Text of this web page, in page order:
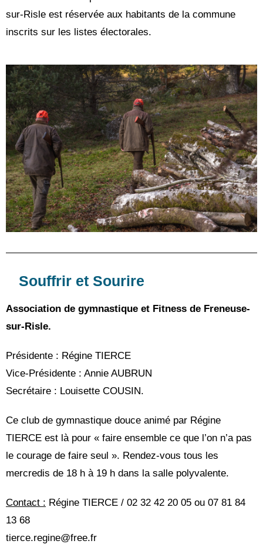
sur-Risle est réservée aux habitants de la commune
inscrits sur les listes électorales.
Souffrir et Sourire
Association de gymnastique et Fitness de Freneuse-
sur-Risle.
Présidente : Régine TIERCE
Vice-Présidente : Annie AUBRUN
Secrétaire : Louisette COUSIN.
Ce club de gymnastique douce animé par Régine
TIERCE est là pour « faire ensemble ce que l’on n’a pas
le courage de faire seul ». Rendez-vous tous les
mercredis de 18 h à 19 h dans la salle polyvalente.
Contact : Régine TIERCE / 02 32 42 20 05 ou 07 81 84
13 68
tierce.regine@free.fr